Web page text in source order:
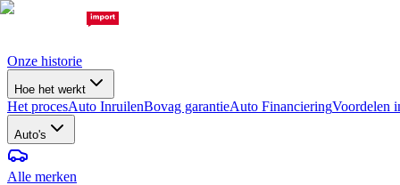
Onze historie
Hoe het werkt
Het procesAuto InruilenBovag garantieAuto FinancieringVoordelen
Auto's
Alle merken